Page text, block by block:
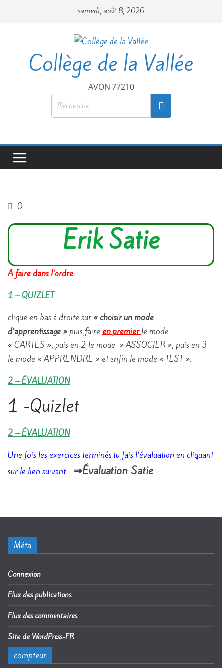
samedi, août 8, 2026
Collège de la Vallée
AVON 77210
0
Erik Satie
A faire dans l’ordre
1 – QUIZLET
clique en bas à droite sur « choisir un mode
d’apprentissage »puis faire en premier le mode
« CARTES », puis en 2 le mode » ASSOCIER », puis en 3
le mode « APPRENDRE » et enfin le mode « TEST ».
2 – ÉVALUATION
1 -Quizlet
2 – ÉVALUATION
Une fois les exercices terminés tu fais l’évaluation en cliquant
sur le lien suivant ⇒Évaluation Satie
Méta
Connexion
Flux des publications
Flux des commentaires
Site de WordPress-FR
compteur